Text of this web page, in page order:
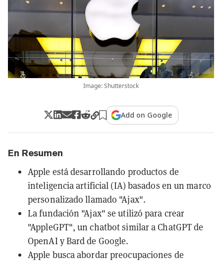
Image: Shutterstock
Add on Google
En Resumen
Apple está desarrollando productos de
inteligencia artificial (IA) basados en un marco
personalizado llamado "Ajax".
La fundación "Ajax" se utilizó para crear
"AppleGPT", un chatbot similar a ChatGPT de
OpenAI y Bard de Google.
Apple busca abordar preocupaciones de